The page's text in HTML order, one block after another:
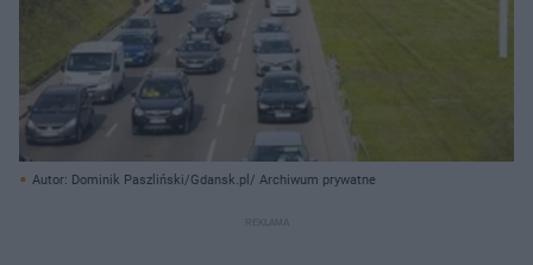
Autor: Dominik Paszliński/Gdansk.pl/ Archiwum prywatne